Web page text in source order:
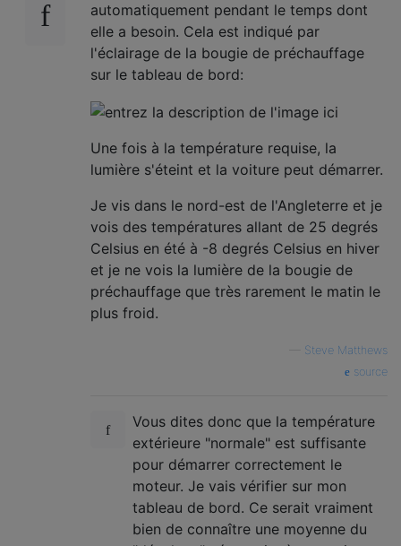
automatiquement pendant le temps dont
elle a besoin. Cela est indiqué par
l'éclairage de la bougie de préchauffage
sur le tableau de bord:
Une fois à la température requise, la
lumière s'éteint et la voiture peut démarrer.
Je vis dans le nord-est de l'Angleterre et je
vois des températures allant de 25 degrés
Celsius en été à -8 degrés Celsius en hiver
et je ne vois la lumière de la bougie de
préchauffage que très rarement le matin le
plus froid.
Steve Matthews
source
Vous dites donc que la température
extérieure "normale" est suffisante
pour démarrer correctement le
moteur. Je vais vérifier sur mon
tableau de bord. Ce serait vraiment
bien de connaître une moyenne du